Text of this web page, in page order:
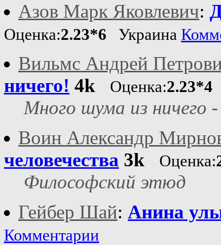
Азов Марк Яковлевич:
Оценка:2.23*6 Украина
Вильмс Андрей
ничего! 4k Оценка:2.23*4
Много шума из ничего
Воин Александр
человечества 3k Оценка:
Философский этюд
Гейбер Шай: Анина
Комментарии